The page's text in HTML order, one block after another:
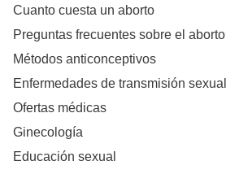
Cuanto cuesta un aborto
Preguntas frecuentes sobre el aborto
Métodos anticonceptivos
Enfermedades de transmisión sexual
Ofertas médicas
Ginecología
Educación sexual